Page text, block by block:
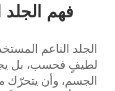
فهم الجلد
الجلد الناعم
لطيفٍ فحسب، بل